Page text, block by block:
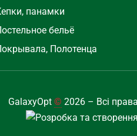
панамки
бельё
Полотенца
GalaxyOpt © 2026 – Всі